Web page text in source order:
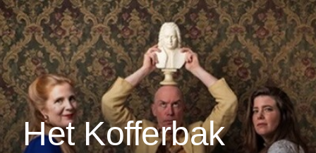
Het Kofferbak